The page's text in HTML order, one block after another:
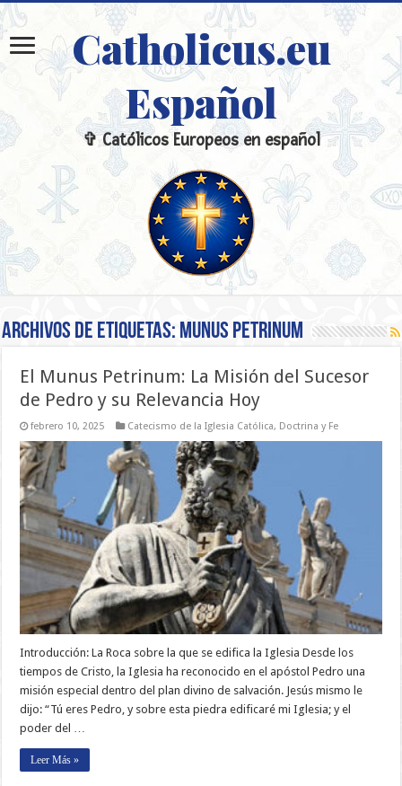
Catholicus.eu
Español
✞ Católicos Europeos en español
Archivos de etiquetas: Munus Petrinum
El Munus Petrinum: La Misión del Sucesor
de Pedro y su Relevancia Hoy
febrero 10, 2025 Catecismo de la Iglesia Católica, Doctrina y Fe
Introducción: La Roca sobre la que se edifica la Iglesia Desde los
tiempos de Cristo, la Iglesia ha reconocido en el apóstol Pedro una
misión especial dentro del plan divino de salvación. Jesús mismo le
dijo: “Tú eres Pedro, y sobre esta piedra edificaré mi Iglesia; y el
poder del …
Leer Más »